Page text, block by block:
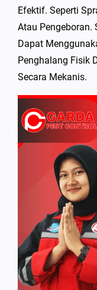
Efektif. Seperti
Atau Pengeboran.
Dapat
Penghalang Fisik
Secara Mekanis.